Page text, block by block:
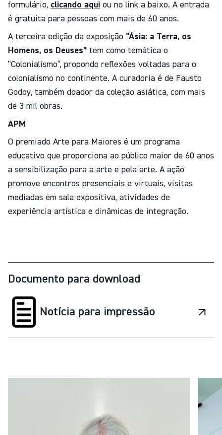
formulário, clicando aqui ou no link a baixo. A entrada
é gratuita para pessoas com mais de 60 anos.
A terceira edição da exposição “Ásia: a Terra, os
Homens, os Deuses” tem como temática o
“Colonialismo”, propondo reflexões voltadas para o
colonialismo no continente. A curadoria é de Fausto
Godoy, também doador da coleção asiática, com mais
de 3 mil obras.
APM
O premiado Arte para Maiores é um programa
educativo que proporciona ao público maior de 60 anos
a sensibilização para a arte e pela arte. A ação
promove encontros presenciais e virtuais, visitas
mediadas em sala expositiva, atividades de
experiência artística e dinâmicas de integração.
Documento para download
Notícia para impressão